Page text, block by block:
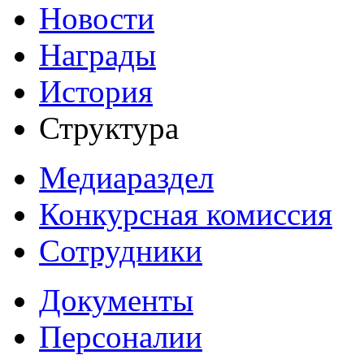
Новости
Награды
История
Структура
Медиараздел
Конкурсная комиссия
Сотрудники
Документы
Персоналии